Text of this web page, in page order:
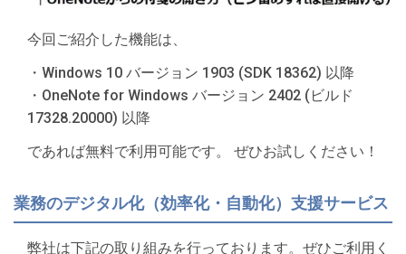
今回ご紹介した機能は、
・Windows 10 バージョン 1903 (SDK 18362) 以降
・OneNote for Windows バージョン 2402 (ビルド
17328.20000) 以降
であれば無料で利用可能です。 ぜひお試しください！
業務のデジタル化（効率化・自動化）支援サービス
弊社は下記の取り組みを行っております。ぜひご利用く